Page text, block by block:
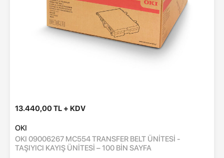
13.440,00 TL + KDV
OKI
OKI 09006267 MC554 TRANSFER BELT ÜNİTESİ -
TAŞIYICI KAYIŞ ÜNİTESİ – 100 BİN SAYFA